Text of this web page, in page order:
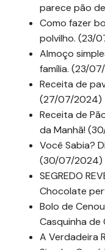
parece pão
Como fazer
polvilho. (23/
Almoço
família. (23/
Receita de
(27/07/2024)
Receita de
da Manhã!
Você Sabia?
(30/07/2024)
SEGREDO
Chocolate
Bolo de
Casquinha
A Verdadeira